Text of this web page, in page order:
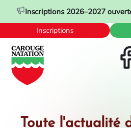
Inscriptions 2026–2027
Inscriptions
Toute l'actualité
Panneau de gestion des cookies